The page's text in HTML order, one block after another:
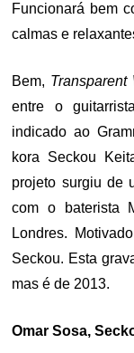
Funcionará bem
calmas e
Bem, Transparent
entre o
indicado ao
kora Seckou
projeto surgiu de
com o baterista
Londres.
Seckou. Esta
mas é de 2013.
Omar Sosa,